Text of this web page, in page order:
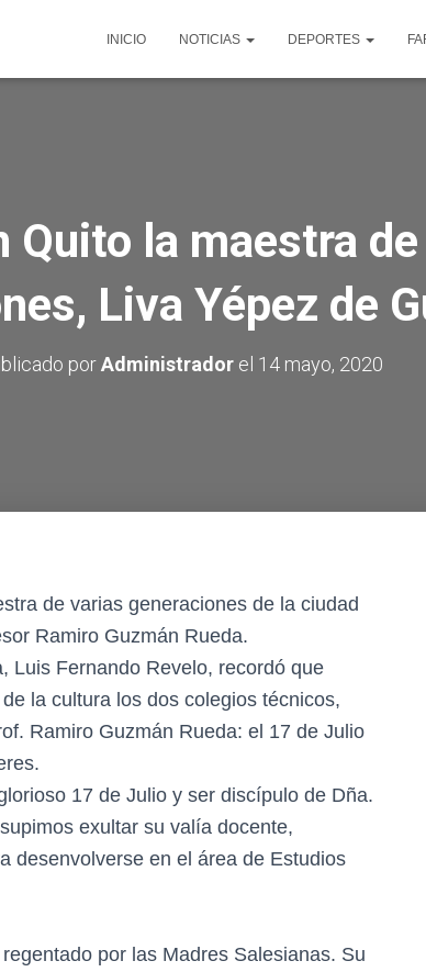
INICIO NOTICIAS DEPORTES
Quito la maestra
Liva Yépez de
porAdministradorel 14 mayo, 2020
de varias generaciones de la ciudad
Ramiro Guzmán Rueda.
Luis Fernando Revelo, recordó que
la cultura los dos colegios técnicos,
Ramiro Guzmán Rueda: el 17 de Julio
17 de Julio y ser discípulo de Dña.
exultar su valía docente,
desenvolverse en el área de Estudios
por las Madres Salesianas. Su